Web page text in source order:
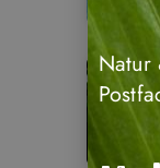
Natur